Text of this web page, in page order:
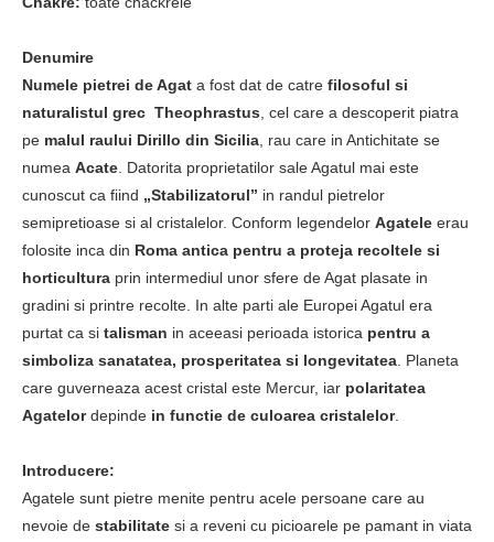
Denumire
Numele pietrei de Agat a fost dat de catre filosoful si
naturalistul grec Theophrastus , cel care a descoperit piatra
pe malul raului Dirillo din Sicilia , rau care in Antichitate se
numea Acate . Datorita proprietatilor sale Agatul mai este
cunoscut ca fiind „Stabilizatorul” in randul pietrelor
semipretioase si al cristalelor. Conform legendelor Agatele erau
folosite inca din Roma antica pentru a proteja recoltele si
horticultura prin intermediul unor sfere de Agat plasate in
gradini si printre recolte. In alte parti ale Europei Agatul era
purtat ca si talisman in aceeasi perioada istorica pentru a
simboliza sanatatea, prosperitatea si longevitatea . Planeta
care guverneaza acest cristal este Mercur, iar polaritatea
Agatelordepinde in functie de culoarea cristalelor.
Introducere:
Agatele sunt pietre menite pentru acele persoane care au
nevoie de stabilitate si a reveni cu picioarele pe pamant in viata